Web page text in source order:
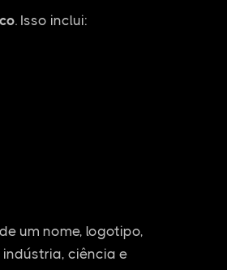
. Isso inclui:
um nome, logotipo,
ciência e